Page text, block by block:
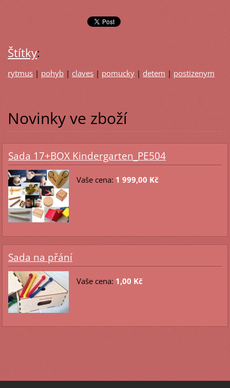
Štítky:
rytmus | pohyb | claves | pomucky | detem | postizenym
Novinky ve zboží
Sada 17+BOX Kindergarten_PE504
Vaše cena: 1 999,00 Kč
Sada na přání
Vaše cena: 1,00 Kč